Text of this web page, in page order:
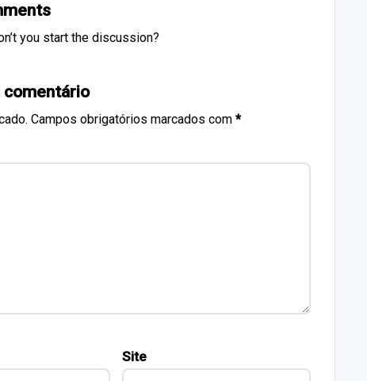
you start the discussion?
comentário
Campos obrigatórios marcados com *
Site